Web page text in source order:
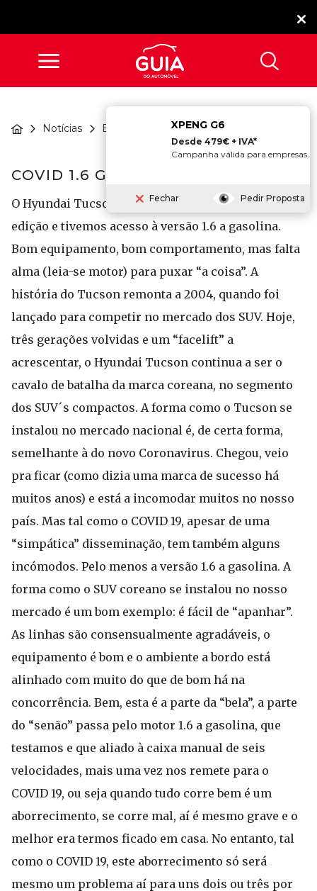
Notícias Ensaios COVID 1.6 GDi...
COVID 1.6 GDI
O Hyundai Tucson foi apresentado na sua enésima
edição e tivemos acesso à versão 1.6 a gasolina.
Bom equipamento, bom comportamento, mas falta
alma (leia-se motor) para puxar “a coisa”. A
história do Tucson remonta a 2004, quando foi
lançado para competir no mercado dos SUV. Hoje,
três gerações volvidas e um “facelift” a
acrescentar, o Hyundai Tucson continua a ser o
cavalo de batalha da marca coreana, no segmento
dos SUV´s compactos. A forma como o Tucson se
instalou no mercado nacional é, de certa forma,
semelhante à do novo Coronavirus. Chegou, veio
pra ficar (como dizia uma marca de sucesso há
muitos anos) e está a incomodar muitos no nosso
país. Mas tal como o COVID 19, apesar de uma
“simpática” disseminação, tem também alguns
incómodos. Pelo menos a versão 1.6 a gasolina. A
forma como o SUV coreano se instalou no nosso
mercado é um bom exemplo: é fácil de “apanhar”.
As linhas são consensualmente agradáveis, o
equipamento é bom e o ambiente a bordo está
alinhado com muito do que de bom há na
concorrência. Bem, esta é a parte da “bela”, a parte
do “senão” passa pelo motor 1.6 a gasolina, que
testamos e que aliado à caixa manual de seis
velocidades, mais uma vez nos remete para o
COVID 19, ou seja quando tudo corre bem é um
aborrecimento, se corre mal, aí é mesmo grave e o
melhor era termos ficado em casa. No entanto, tal
como o COVID 19, este aborrecimento só será
mesmo um problema aí para uns dois ou três por
XPENG G6
Desde 479€ + IVA*
Campanha válida para empresas.
Fechar Pedir Proposta